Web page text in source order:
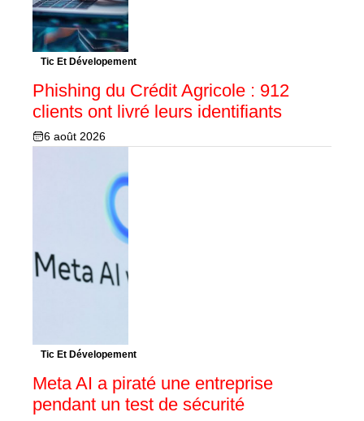
Tic Et Dévelopement
Phishing du Crédit Agricole : 912
clients ont livré leurs identifiants
6 août 2026
Tic Et Dévelopement
Meta AI a piraté une entreprise
pendant un test de sécurité